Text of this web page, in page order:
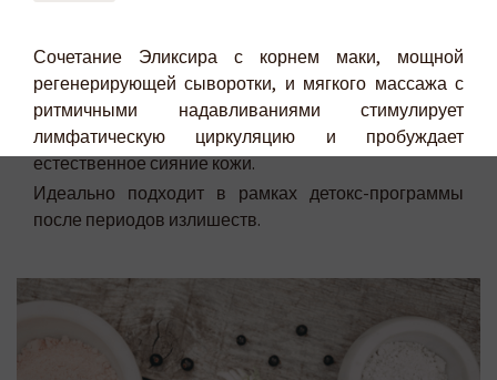
Сочетание Эликсира с корнем маки, мощной
регенерирующей сыворотки, и мягкого массажа с
ритмичными надавливаниями стимулирует
лимфатическую циркуляцию и пробуждает
естественное сияние кожи.
Идеально подходит в рамках детокс-программы
после периодов излишеств.